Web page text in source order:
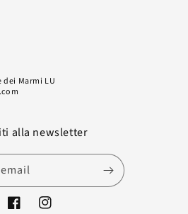
dei Marmi LU
alla newsletter
FacebookInstagram